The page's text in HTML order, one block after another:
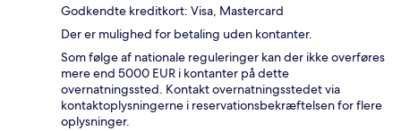
Godkendte kreditkort: Visa, Mastercard
Der er mulighed for betaling uden kontanter.
Som følge af nationale reguleringer kan der ikke overføres
mere end 5000 EUR i kontanter på dette
overnatningssted. Kontakt overnatningsstedet via
kontaktoplysningerne i reservationsbekræftelsen for flere
oplysninger.